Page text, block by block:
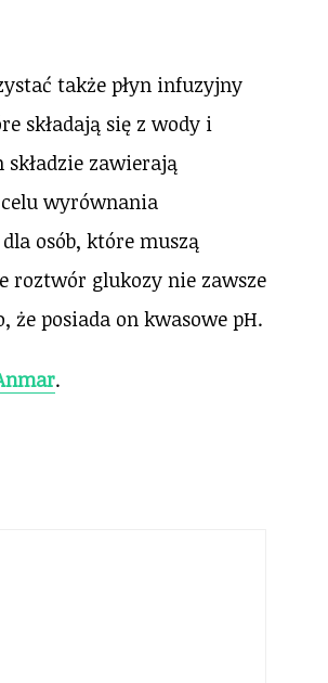
także płyn infuzyjny
składają się z wody i
zawierają
wyrównania
osób, które muszą
roztwór glukozy nie zawsze
posiada on kwasowe pH.
.